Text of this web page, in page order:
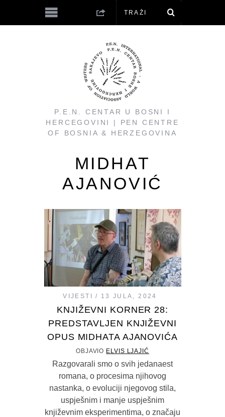
P.E.N. CENTAR U BOSNI I
HERCEGOVINI | PEN CENTRE
OF BOSNIA & HERZEGOVINA
MIDHAT
AJANOVIĆ
VIJESTI 13 JULA, 2024
KNJIŽEVNI KORNER 28:
PREDSTAVLJEN KNJIŽEVNI
OPUS MIDHATA AJANOVIĆA
OBJAVIO ELVIS LJAJIĆ
Razgovarali smo o svih jedanaest
romana, o procesima njihovog
nastanka, o evoluciji njegovog stila,
uspješnim i manje uspješnim
književnim eksperimentima, o značaju